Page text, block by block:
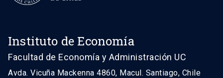
Instituto de Economía
Facultad de Economía y Administración UC
Avda. Vicuña Mackenna 4860, Macul. Santiago, Chile